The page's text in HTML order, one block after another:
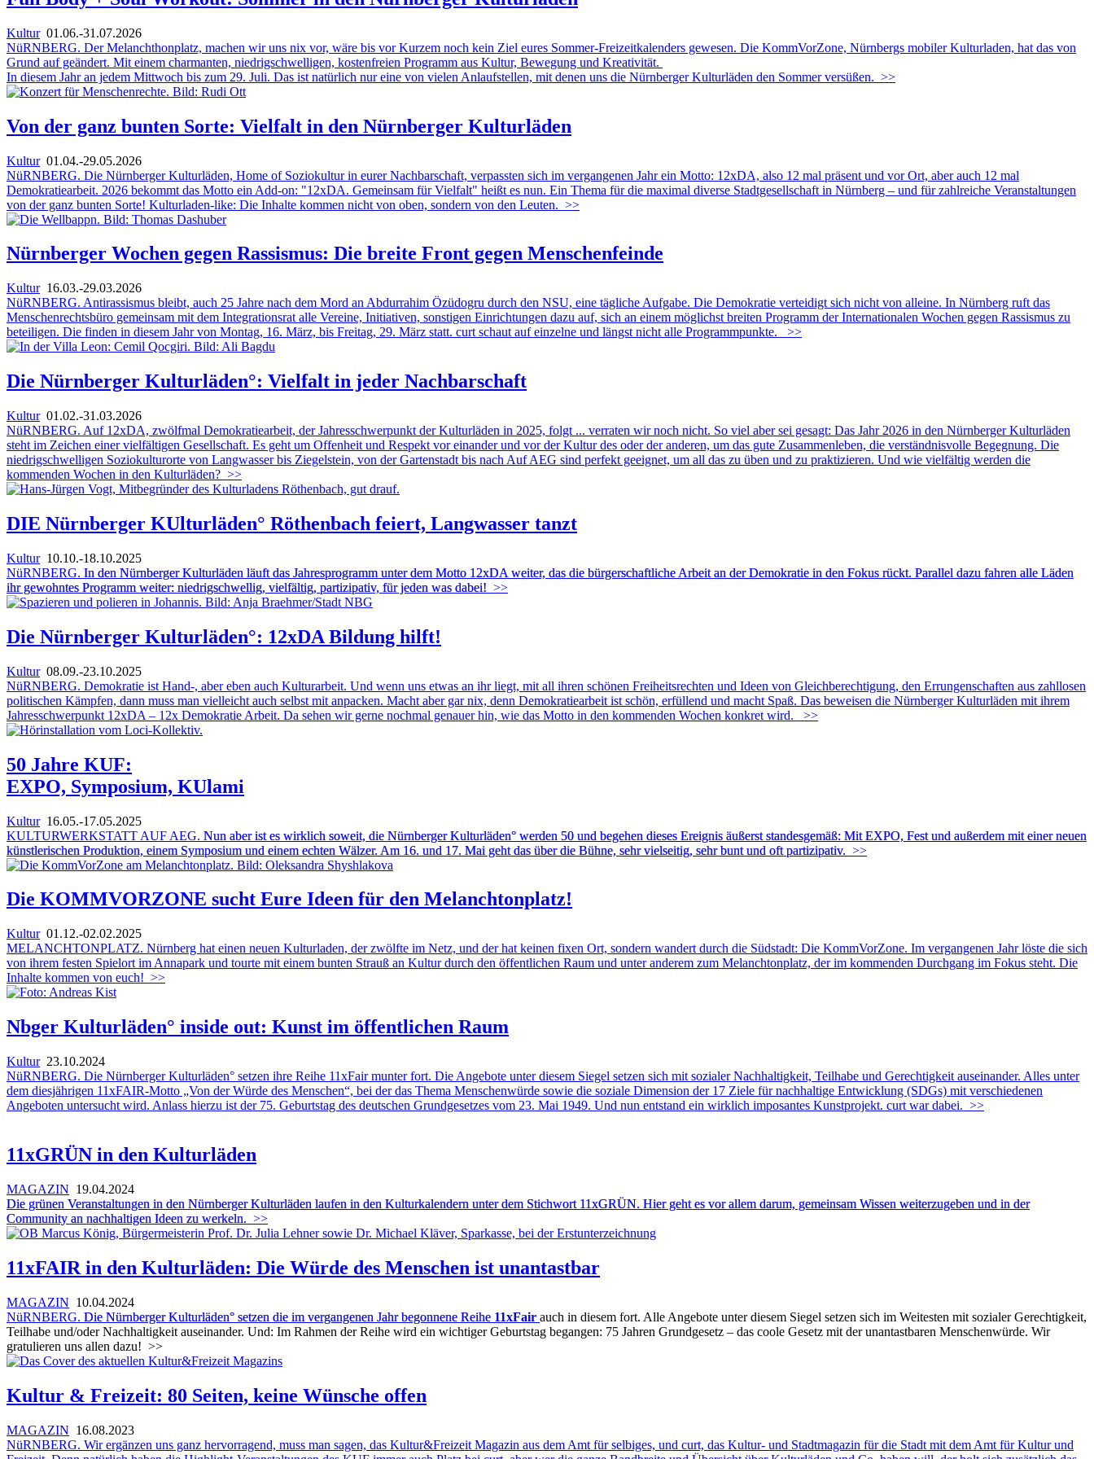
Kultur01.06.-31.07.2026
NüRNBERG. Der Melanchthonplatz, machen wir uns nix vor, wäre bis vor Kurzem noch kein Ziel eures Sommer-Freizeitkalenders gewesen. Die KommVorZone, Nürnbergs mobiler Kulturladen, hat das von
Grund auf geändert. Mit einem charmanten, niedrigschwelligen, kostenfreien Programm aus Kultur, Bewegung und Kreativität.
In diesem Jahr an jedem Mittwoch bis zum 29. Juli. Das ist natürlich nur eine von vielen Anlaufstellen, mit denen uns die Nürnberger Kulturläden den Sommer versüßen. >>
Von der ganz bunten Sorte: Vielfalt in den Nürnberger Kulturläden
Kultur01.04.-29.05.2026
NüRNBERG. Die Nürnberger Kulturläden, Home of Soziokultur in eurer Nachbarschaft, verpassten sich im vergangenen Jahr ein Motto: 12xDA, also 12 mal präsent und vor Ort, aber auch 12 mal
Demokratiearbeit. 2026 bekommt das Motto ein Add-on: "12xDA. Gemeinsam für Vielfalt" heißt es nun. Ein Thema für die maximal diverse Stadtgesellschaft in Nürnberg – und für zahlreiche Veranstaltungen
von der ganz bunten Sorte! Kulturladen-like: Die Inhalte kommen nicht von oben, sondern von den Leuten. >>
Nürnberger Wochen gegen Rassismus: Die breite Front gegen Menschenfeinde
Kultur16.03.-29.03.2026
NüRNBERG. Antirassismus bleibt, auch 25 Jahre nach dem Mord an Abdurrahim Özüdogru durch den NSU, eine tägliche Aufgabe. Die Demokratie verteidigt sich nicht von alleine. In Nürnberg ruft das
Menschenrechtsbüro gemeinsam mit dem Integrationsrat alle Vereine, Initiativen, sonstigen Einrichtungen dazu auf, sich an einem möglichst breiten Programm der Internationalen Wochen gegen Rassismus zu
beteiligen. Die finden in diesem Jahr von Montag, 16. März, bis Freitag, 29. März statt. curt schaut auf einzelne und längst nicht alle Programmpunkte.
>>
Die Nürnberger Kulturläden°: Vielfalt in jeder Nachbarschaft
Kultur01.02.-31.03.2026
NüRNBERG. Auf 12xDA, zwölfmal Demokratiearbeit, der Jahresschwerpunkt der Kulturläden in 2025, folgt ... verraten wir noch nicht. So viel aber sei gesagt: Das Jahr 2026 in den Nürnberger Kulturläden
steht im Zeichen einer vielfältigen Gesellschaft. Es geht um Offenheit und Respekt vor einander und vor der Kultur des oder der anderen, um das gute Zusammenleben, die verständnisvolle Begegnung. Die
niedrigschwelligen Soziokulturorte von Langwasser bis Ziegelstein, von der Gartenstadt bis nach Auf AEG sind perfekt geeignet, um all das zu üben und zu praktizieren. Und wie vielfältig werden die
kommenden Wochen in den Kulturläden? >>
DIE Nürnberger KUlturläden° Röthenbach feiert, Langwasser tanzt
Kultur10.10.-18.10.2025
NüRNBERG. In den Nürnberger Kulturläden läuft das Jahresprogramm unter dem Motto 12xDA weiter, das die bürgerschaftliche Arbeit an der Demokratie in den Fokus rückt. Parallel dazu fahren alle Läden
ihr gewohntes Programm weiter: niedrigschwellig, vielfältig, partizipativ, für jeden was dabei! >>
Die Nürnberger Kulturläden°: 12xDA Bildung hilft!
Kultur08.09.-23.10.2025
NüRNBERG. Demokratie ist Hand-, aber eben auch Kulturarbeit. Und wenn uns etwas an ihr liegt, mit all ihren schönen Freiheitsrechten und Ideen von Gleichberechtigung, den Errungenschaften aus zahllosen
politischen Kämpfen, dann muss man vielleicht auch selbst mit anpacken. Macht aber gar nix, denn Demokratiearbeit ist schön, erfüllend und macht Spaß. Das beweisen die Nürnberger Kulturläden mit ihrem
Jahresschwerpunkt 12xDA – 12x Demokratie Arbeit. Da sehen wir gerne nochmal genauer hin, wie das Motto in den kommenden Wochen konkret wird.
>>
50 Jahre KUF:
EXPO, Symposium, KUlami
Kultur16.05.-17.05.2025
KULTURWERKSTATT AUF AEG. Nun aber ist es wirklich soweit, die Nürnberger Kulturläden° werden 50 und begehen dieses Ereignis äußerst standesgemäß: Mit EXPO, Fest und außerdem mit einer neuen
künstlerischen Produktion, einem Symposium und einem echten Wälzer. Am 16. und 17. Mai geht das über die Bühne, sehr vielseitig, sehr bunt und oft partizipativ. >>
Die KOMMVORZONE sucht Eure Ideen für den Melanchtonplatz!
Kultur01.12.-02.02.2025
MELANCHTONPLATZ. Nürnberg hat einen neuen Kulturladen, der zwölfte im Netz, und der hat keinen fixen Ort, sondern wandert durch die Südstadt: Die KommVorZone. Im vergangenen Jahr löste die sich
von ihrem festen Spielort im Annapark und tourte mit einem bunten Strauß an Kultur durch den öffentlichen Raum und unter anderem zum Melanchtonplatz, der im kommenden Durchgang im Fokus steht. Die
Inhalte kommen von euch! >>
Nbger Kulturläden° inside out: Kunst im öffentlichen Raum
Kultur23.10.2024
NüRNBERG. Die Nürnberger Kulturläden° setzen ihre Reihe 11xFair munter fort. Die Angebote unter diesem Siegel setzen sich mit sozialer Nachhaltigkeit, Teilhabe und Gerechtigkeit auseinander. Alles unter
dem diesjährigen 11xFAIR-Motto „Von der Würde des Menschen“, bei der das Thema Menschenwürde sowie die soziale Dimension der 17 Ziele für nachhaltige Entwicklung (SDGs) mit verschiedenen
Angeboten untersucht wird. Anlass hierzu ist der 75. Geburtstag des deutschen Grundgesetzes vom 23. Mai 1949. Und nun entstand ein wirklich imposantes Kunstprojekt. curt war dabei. >>
11xGRÜN in den Kulturläden
MAGAZIN 19.04.2024
Die grünen Veranstaltungen in den Nürnberger Kulturläden laufen in den Kulturkalendern unter dem Stichwort 11xGRÜN. Hier geht es vor allem darum, gemeinsam Wissen weiterzugeben und in der
Community an nachhaltigen Ideen zu werkeln. >>
11xFAIR in den Kulturläden: Die Würde des Menschen ist unantastbar
MAGAZIN 10.04.2024
NüRNBERG. Die Nürnberger Kulturläden° setzen die im vergangenen Jahr begonnene Reihe 11xFair auch in diesem fort. Alle Angebote unter diesem Siegel setzen sich im Weitesten mit sozialer Gerechtigkeit,
Teilhabe und/oder Nachhaltigkeit auseinander. Und: Im Rahmen der Reihe wird ein wichtiger Geburtstag begangen: 75 Jahren Grundgesetz – das coole Gesetz mit der unantastbaren Menschenwürde. Wir
gratulieren uns allen dazu! >>
Kultur & Freizeit: 80 Seiten, keine Wünsche offen
MAGAZIN 16.08.2023
NüRNBERG. Wir ergänzen uns ganz hervorragend, muss man sagen, das Kultur&Freizeit Magazin aus dem Amt für selbiges, und curt, das Kultur- und Stadtmagazin für die Stadt mit dem Amt für Kultur und